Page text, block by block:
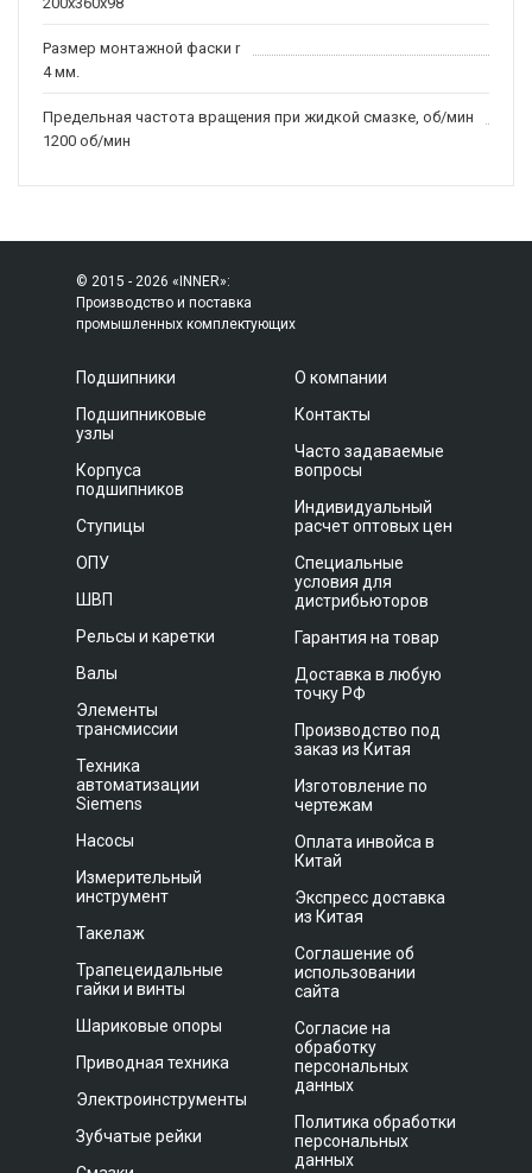
Размер монтажной фаски r
4 мм.
Предельная частота вращения при жидкой смазке, об/мин
1200 об/мин
© 2015 - 2026 «INNER»:
Производство и поставка
промышленных комплектующих
Подшипники
Подшипниковые
узлы
Корпуса
подшипников
Ступицы
ОПУ
ШВП
Рельсы и каретки
Валы
Элементы
трансмиссии
Техника
автоматизации
Siemens
Насосы
Измерительный
инструмент
Такелаж
Трапецеидальные
гайки и винты
Шариковые опоры
Приводная техника
Электроинструменты
Зубчатые рейки
О компании
Контакты
Часто задаваемые
вопросы
Индивидуальный
расчет оптовых цен
Специальные
условия для
дистрибьюторов
Гарантия на товар
Доставка в любую
точку РФ
Производство под
заказ из Китая
Изготовление по
чертежам
Оплата инвойса в
Китай
Экспресс доставка
из Китая
Соглашение об
использовании
сайта
Согласие на
обработку
персональных
данных
Политика обработки
персональных
данных